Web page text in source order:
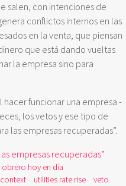
salen, con intenciones de
conflictos internos en las
en la venta, que piensan
que está dando vueltas
la empresa sino para
hacer funcionar una empresa -
los vetos y ese tipo de
las empresas recuperadas”.
empresas recuperadas”
obrero hoy en día
utilities rate rise veto